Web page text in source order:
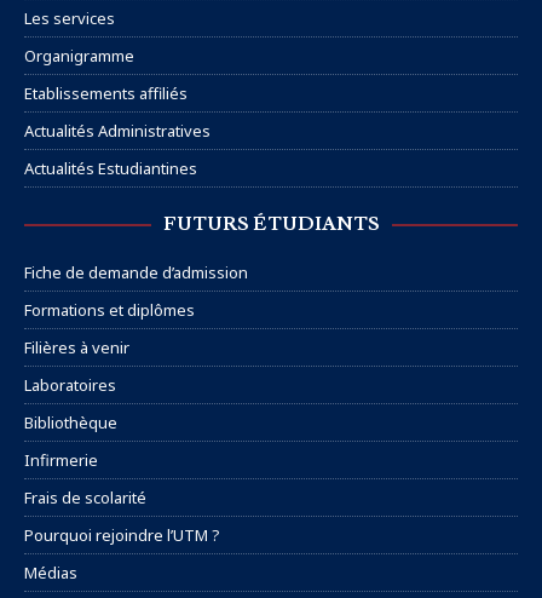
Les services
Organigramme
Etablissements affiliés
Actualités Administratives
Actualités Estudiantines
FUTURS ÉTUDIANTS
Fiche de demande d’admission
Formations et diplômes
Filières à venir
Laboratoires
Bibliothèque
Infirmerie
Frais de scolarité
Pourquoi rejoindre l’UTM ?
Médias